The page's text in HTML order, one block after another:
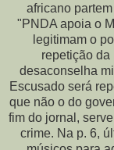
africano
"PNDA apoia o
legitimam o
repetição
desaconselha
Escusado será
que não o do
fim do jornal,
crime. Na p. 6,